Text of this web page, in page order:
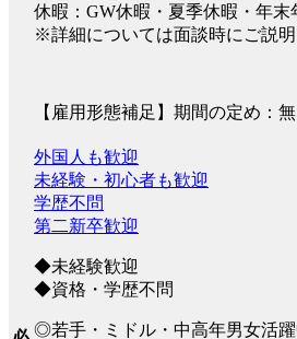
休暇：GW休暇・夏季休暇・年末
※詳細については面談時にご説明
【雇用形態補足】期間の定め：無
外国人も歓迎
未経験・初心者も歓迎
学歴不問
第二新卒歓迎
◆未経験歓迎
◆資格・学歴不問
◎若手・ミドル・中高年男女活躍